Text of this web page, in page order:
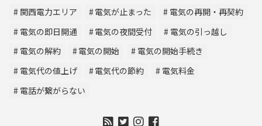
関西電力エリア
電気が止まった
電気の再開・再契約
電気の即日開通
電気の夜間受付
電気の引っ越し
電気の解約
電気の開始
電気の開始手続き
電気代の値上げ
電気代の節約
電気料金
電話が繋がらない